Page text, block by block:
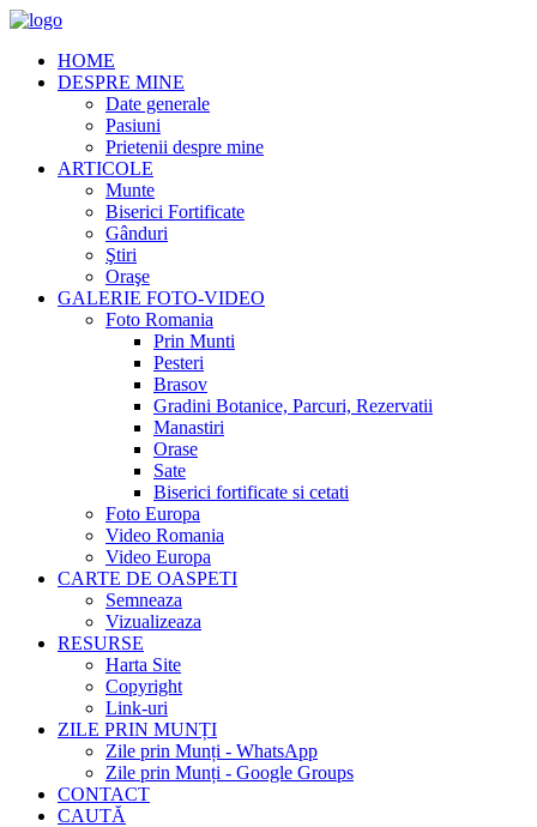
HOME
DESPRE MINE
Date generale
Pasiuni
Prietenii despre mine
ARTICOLE
Munte
Biserici Fortificate
Gânduri
Ştiri
Oraşe
GALERIE FOTO-VIDEO
Foto Romania
Prin Munti
Pesteri
Brasov
Gradini Botanice, Parcuri, Rezervatii
Manastiri
Orase
Sate
Biserici fortificate si cetati
Foto Europa
Video Romania
Video Europa
CARTE DE OASPETI
Semneaza
Vizualizeaza
RESURSE
Harta Site
Copyright
Link-uri
ZILE PRIN MUNȚI
Zile prin Munți - WhatsApp
Zile prin Munți - Google Groups
CONTACT
CAUTĂ